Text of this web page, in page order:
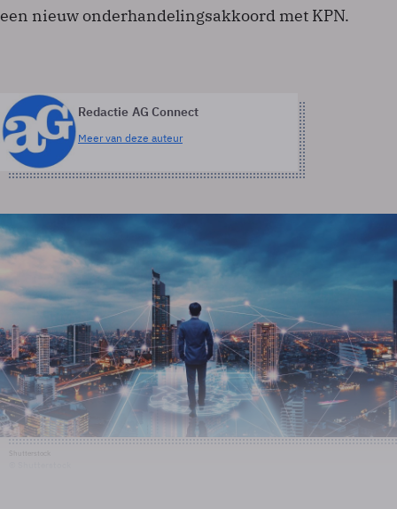
een nieuw onderhandelingsakkoord met KPN.
Redactie AG Connect
Meer van deze auteur